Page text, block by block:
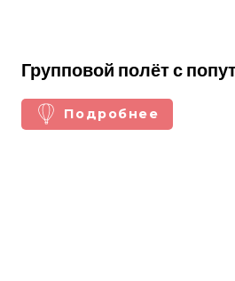
Групповой полёт с
Подробнее